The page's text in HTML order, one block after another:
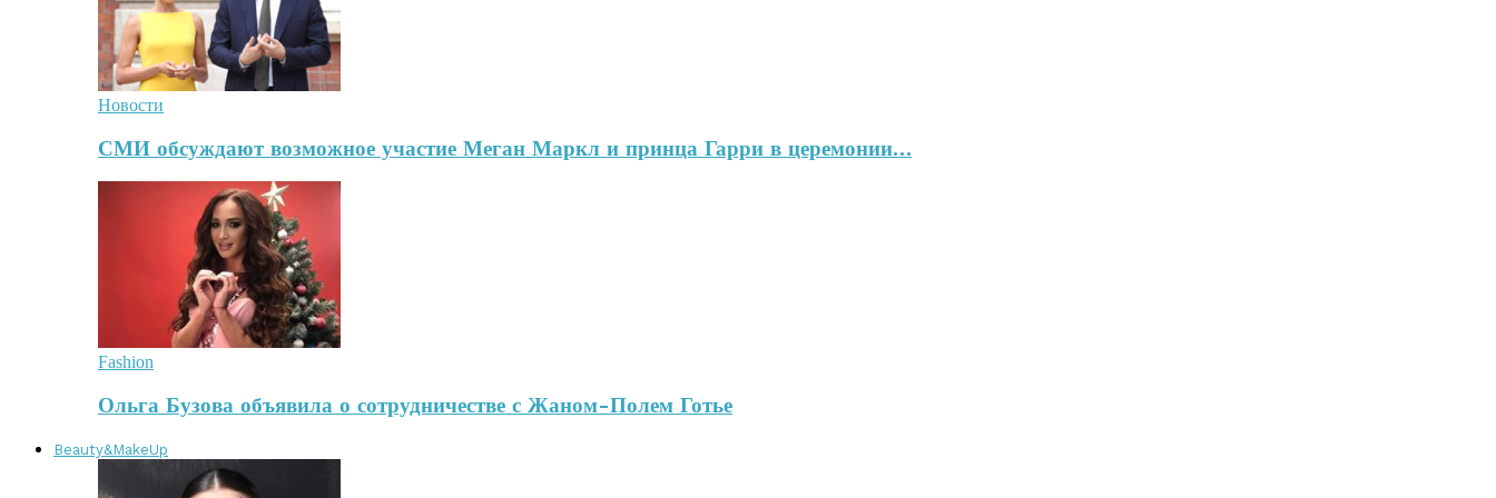
Новости
СМИ обсуждают возможное участие Меган Маркл и принца Гарри в церемонии…
Fashion
Ольга Бузова объявила о сотрудничестве с Жаном-Полем Готье
Beauty&MakeUp